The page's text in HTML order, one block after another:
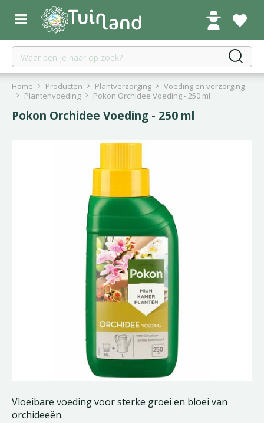
r
Home Producten Plantverzorging
Voeding en verzorging
Plantenvoeding
Pokon Orchidee Voeding - 250 ml
Pokon Orchidee Voeding - 250 ml
Vloeibare voeding voor sterke groei en bloei van
orchideeën.